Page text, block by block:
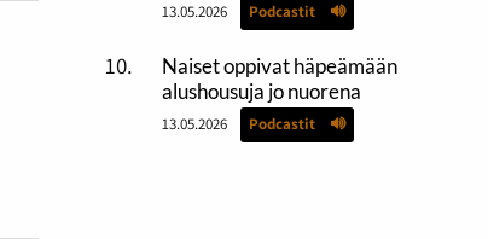
13.05.2026 Podcastit
Naiset oppivat häpeämään
alushousuja jo nuorena
13.05.2026 Podcastit